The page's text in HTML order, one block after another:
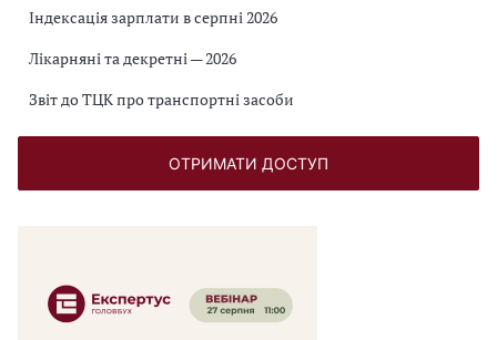
Індексація зарплати в серпні 2026
Лікарняні та декретні — 2026
Звіт до ТЦК про транспортні засоби
ОТРИМАТИ ДОСТУП